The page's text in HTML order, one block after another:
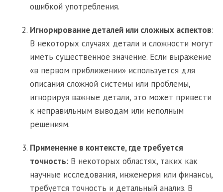
ошибкой употребления.
Игнорирование деталей или сложных аспектов:
В некоторых случаях детали и сложности могут
иметь существенное значение. Если выражение
«в первом приближении» используется для
описания сложной системы или проблемы,
игнорируя важные детали, это может привести
к неправильным выводам или неполным
решениям.
Применение в контексте, где требуется
точность: В некоторых областях, таких как
научные исследования, инженерия или финансы,
требуется точность и детальный анализ. В